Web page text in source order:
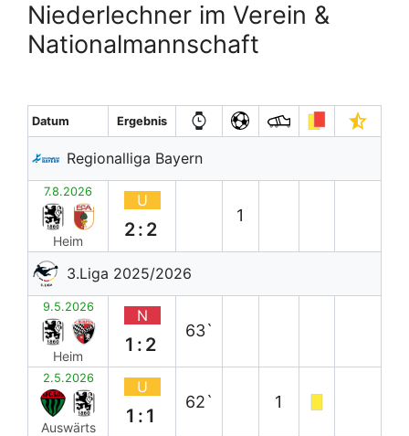
Niederlechner im Verein &
Nationalmannschaft
Datum Ergebnis
Regionalliga Bayern
7.8.2026
Heim
U
2:2
1
3.Liga 2025/2026
9.5.2026
Heim
N
1:2
63`
2.5.2026
Auswärts
U
1:1
62` 1